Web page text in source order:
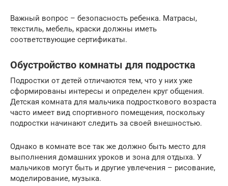
Важный вопрос – безопасность ребенка. Матрасы,
текстиль, мебель, краски должны иметь
соответствующие сертификаты.
Обустройство комнаты для подростка
Подростки от детей отличаются тем, что у них уже
сформированы интересы и определен круг общения.
Детская комната для мальчика подросткового возраста
часто имеет вид спортивного помещения, поскольку
подростки начинают следить за своей внешностью.
Однако в комнате все так же должно быть место для
выполнения домашних уроков и зона для отдыха. У
мальчиков могут быть и другие увлечения – рисование,
моделирование, музыка.